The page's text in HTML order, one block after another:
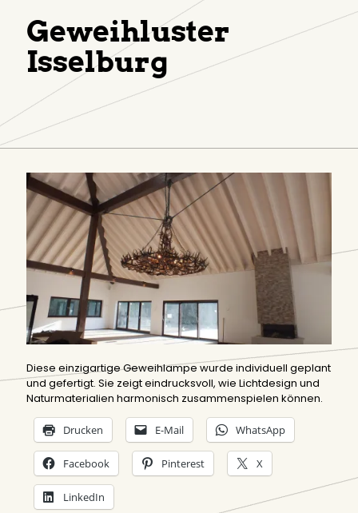
Geweihluster
Isselburg
Diese einzigartige Geweihlampe wurde individuell geplant
und gefertigt. Sie zeigt eindrucksvoll, wie Lichtdesign und
Naturmaterialien harmonisch zusammenspielen können.
Drucken E-Mail WhatsApp
Facebook Pinterest X
LinkedIn